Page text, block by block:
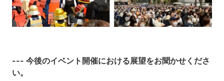
--- 今後のイベント開催における展望をお聞かせくださ
い。